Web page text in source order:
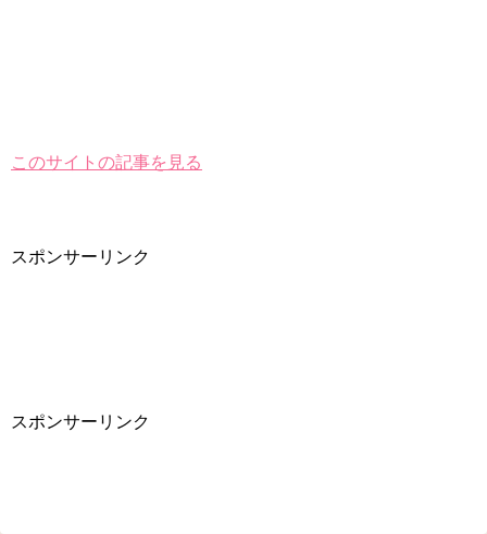
このサイトの記事を見る
スポンサーリンク
スポンサーリンク